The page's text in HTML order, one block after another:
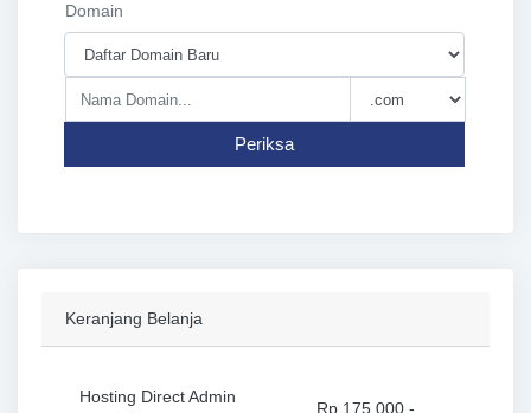
Domain
Periksa
Keranjang Belanja
Hosting Direct Admin
Rp 175.000,-